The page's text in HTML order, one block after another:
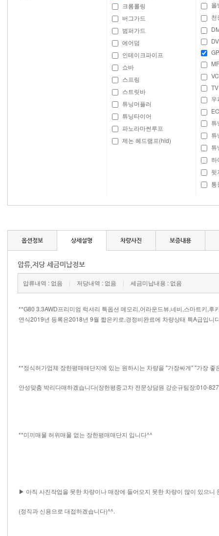
크롬롤링
버그가드
범퍼가드
에어덤
인테이크파이프
쇼바
스프링
스트릿바
튜닝머플러
튜닝타이어
파노라마썬루프
제논 헤드램프(hid)
올
천
TV
우
튜
튜
튜
하
뒷
통
옵션정보 상세설명 차량사진 보증내용
압류,저당 세금미납정보
압류내역 : 없음 | 저당내역 : 없음 | 세금미납내용 : 없음
​**G80 3.3AWD프리미엄 럭셔리 특옵션 메모리,어라운드뷰,네비,스마트키,후
연식2019년 등록은2018년 9월 짧은키로,경정비완료에 차량상태 특A급입니
**정식허가업체 장한평매매단지에 있는 원하시는 차량을 "가장싸게" "가장 좋
안성맞춤 박리다매하겠습니다(장한평중고차 전문상담원 강순규팀장:010-
**미끼매물 허위매물 없는 장한평매매단지 입니다^^
▶ 아직 사진작업을 못한 차량이나 매장에 들어오지 못한 차량이 많이 있으니
(정직과 신용으로 대접하겠습니다)^^.